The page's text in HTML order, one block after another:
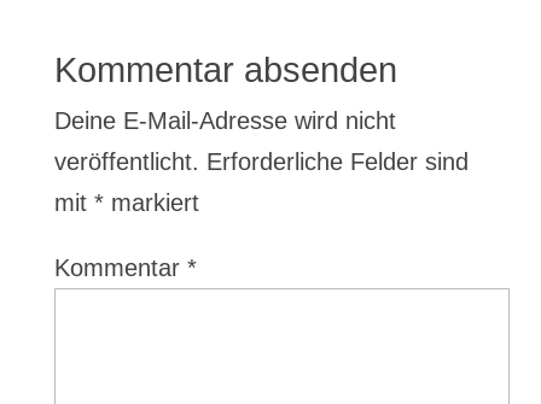
Kommentar absenden
Deine E-Mail-Adresse wird nicht
veröffentlicht. Erforderliche Felder sind
mit *markiert
Kommentar *